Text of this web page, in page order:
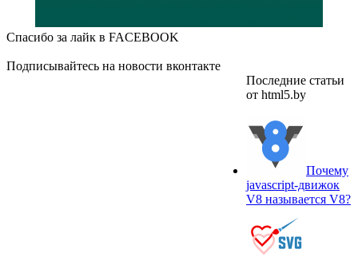
Спасибо за лайк в FACEBOOK
Подписывайтесь на новости вконтакте
Последние статьи
от html5.by
Почему
javascript-движок
V8 называется V8?